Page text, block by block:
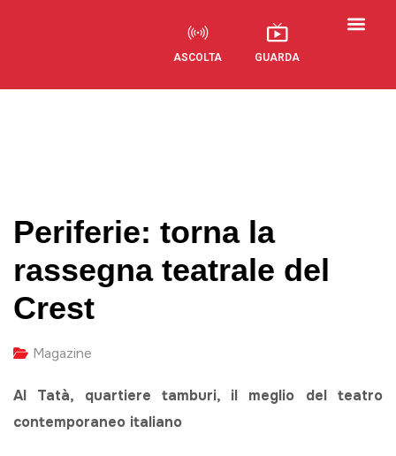
ASCOLTA GUARDA
Periferie: torna la
rassegna teatrale del
Crest
Magazine
Al Tatà, quartiere tamburi, il meglio del teatro
contemporaneo italiano